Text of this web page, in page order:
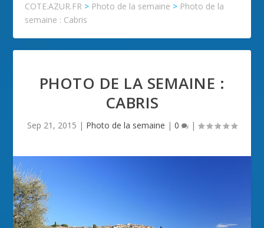
COTE.AZUR.FR > Photo de la semaine > Photo de la
semaine : Cabris
PHOTO DE LA SEMAINE :
CABRIS
Sep 21, 2015 | Photo de la semaine | 0 |